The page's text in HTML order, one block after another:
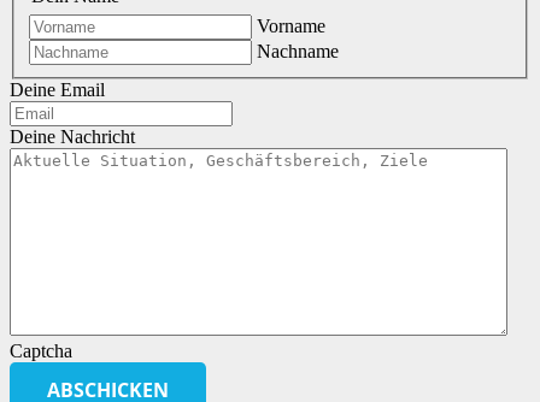
Vorname
Nachname
Deine Email
Deine Nachricht
Captcha